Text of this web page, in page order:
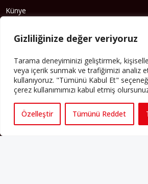
Gizliliğinize değer veriyoruz
Tarama deneyiminizi geliştirmek,
veya içerik sunmak ve trafiğimizi analiz
kullanıyoruz. "Tümünü Kabul Et"
çerez kullanımımızı kabul etmiş
Özelleştir Tümünü Reddet
Yorum Kuralları
İletişim
Hakkımızda
İş İlanları
Erişilebilirlik
Copyright 2025 perspektif.eu.
görsellerin tüm hakları Perspektif web